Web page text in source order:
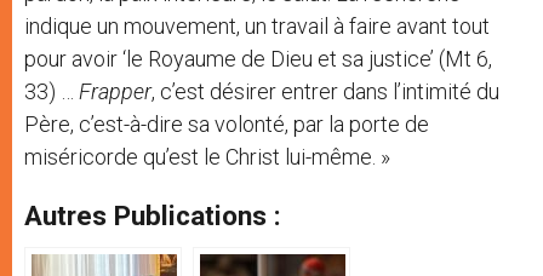
indique un mouvement, un travail à faire avant tout
pour avoir ‘le Royaume de Dieu et sa justice’ (Mt 6,
33) … Frapper, c’est désirer entrer dans l’intimité du
Père, c’est-à-dire sa volonté, par la porte de
miséricorde qu’est le Christ lui-même. »
Autres Publications :